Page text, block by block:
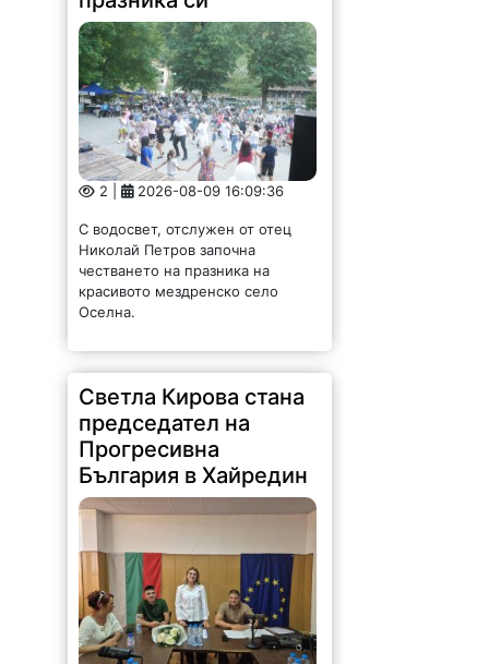
2 | 2026-08-09 16:09:36
С водосвет, отслужен от отец
Николай Петров започна
честването на празника на
красивото мездренско село
Оселна.
Светла Кирова стана
председател на
Прогресивна
България в Хайредин